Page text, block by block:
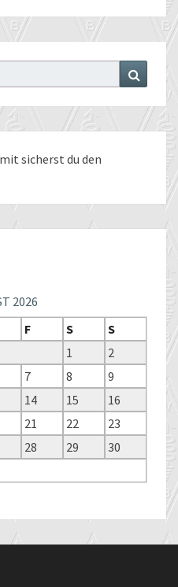
Search
sicherst du den
2026
F S
S
1
2
7 8
9
14 15
16
21 22
23
28 29
30